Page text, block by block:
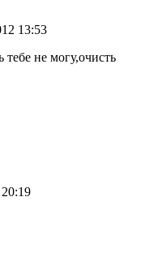
13:53
не могу,очисть
20:19